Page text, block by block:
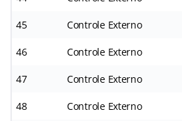
45 Controle Externo
46 Controle Externo
47 Controle Externo
48 Controle Externo